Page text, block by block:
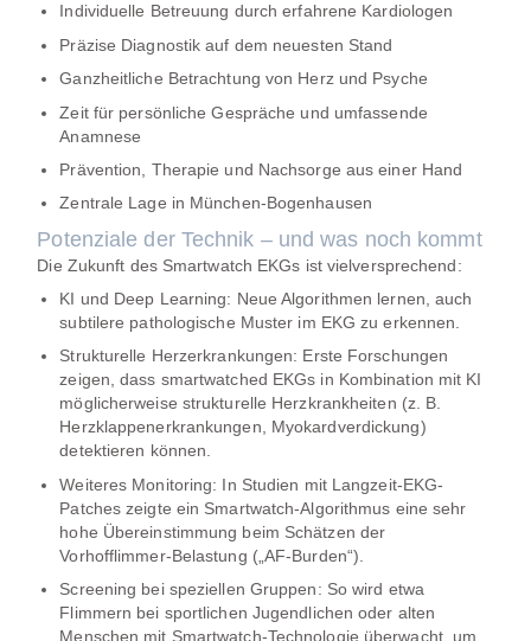
Individuelle Betreuung durch erfahrene Kardiologen
Präzise Diagnostik auf dem neuesten Stand
Ganzheitliche Betrachtung von Herz und Psyche
Zeit für persönliche Gespräche und umfassende
Anamnese
Prävention, Therapie und Nachsorge aus einer Hand
Zentrale Lage in München-Bogenhausen
Potenziale der Technik – und was noch kommt
Die Zukunft des Smartwatch EKGs ist vielversprechend:
KI und Deep Learning: Neue Algorithmen lernen, auch
subtilere pathologische Muster im EKG zu erkennen.
Strukturelle Herzerkrankungen: Erste Forschungen
zeigen, dass smartwatched EKGs in Kombination mit KI
möglicherweise strukturelle Herzkrankheiten (z. B.
Herzklappenerkrankungen, Myokardverdickung)
detektieren können.
Weiteres Monitoring: In Studien mit Langzeit-EKG-
Patches zeigte ein Smartwatch-Algorithmus eine sehr
hohe Übereinstimmung beim Schätzen der
Vorhofflimmer-Belastung („AF-Burden“).
Screening bei speziellen Gruppen: So wird etwa
Flimmern bei sportlichen Jugendlichen oder alten
Menschen mit Smartwatch-Technologie überwacht, um